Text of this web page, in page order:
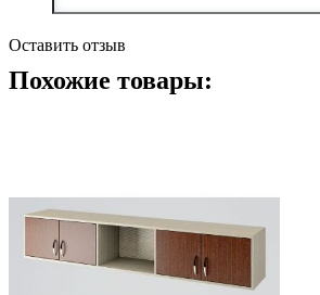
Оставить отзыв
Похожие товары: